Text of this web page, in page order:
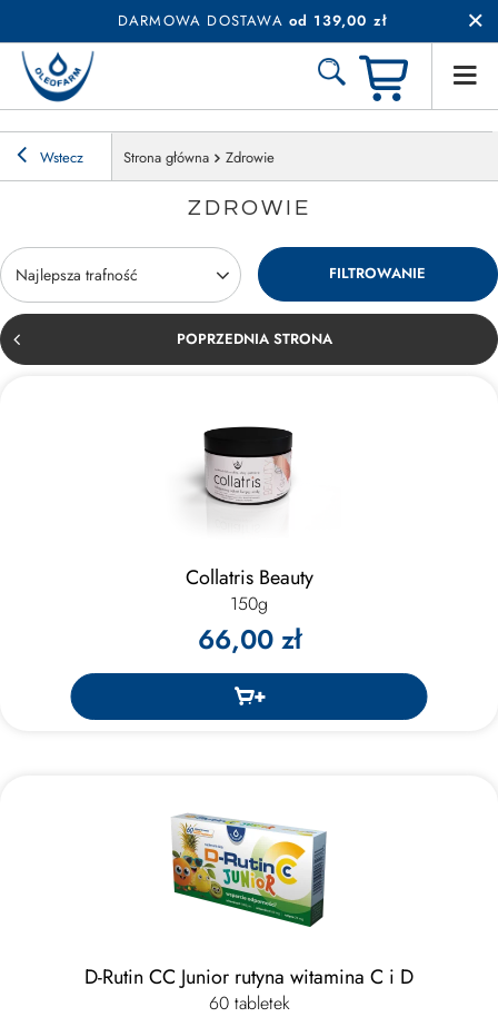
DARMOWA DOSTAWA od 139,00 zł
Wstecz Strona główna Zdrowie
ZDROWIE
Zmień sortowanie
Najlepsza trafność FILTROWANIE
POPRZEDNIA STRONA
Collatris Beauty
150g
66,00 zł
D-Rutin CC Junior rutyna witamina C i D
60 tabletek